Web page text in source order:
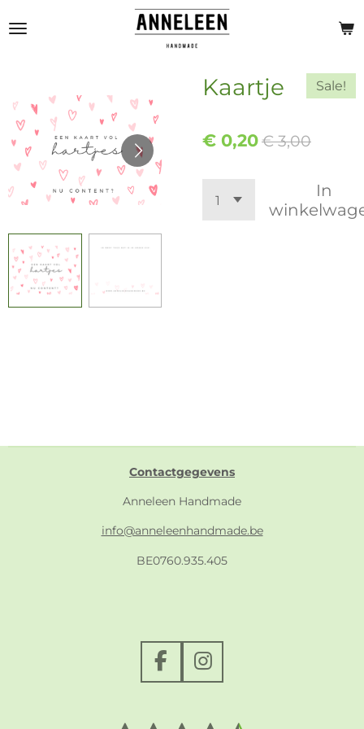
direct
hoofdinhoud
Kaartje Sale!
€ 0,20€ 3,00
In
Contactgegevens
Anneleen Handmade
info@anneleenhandmade.be
BE0760.935.405
F
a
I
n